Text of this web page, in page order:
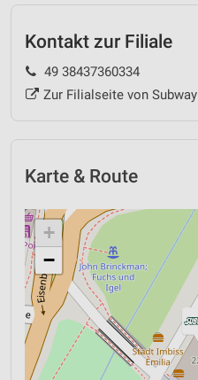
Kontakt zur Filiale
49 38437360334
Zur Filialseite von Subway
Karte & Route
+
−